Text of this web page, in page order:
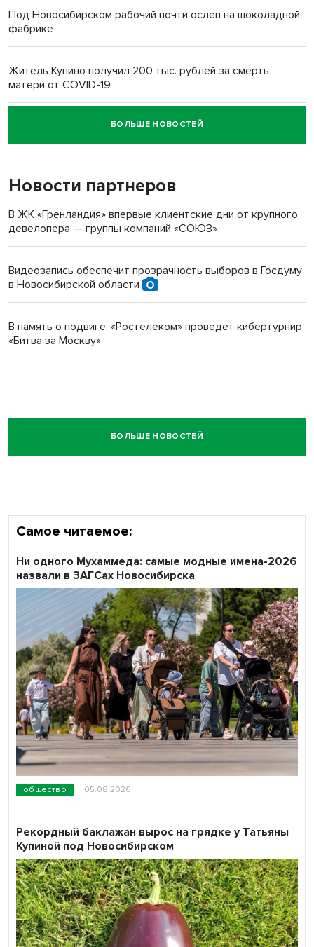
Под Новосибирском рабочий почти ослеп на шоколадной
фабрике
Житель Купино получил 200 тыс. рублей за смерть
матери от COVID-19
Новосибирский суд наказал водителя за смерть
пенсионерки на вокзале
БОЛЬШЕ НОВОСТЕЙ
Новости партнеров
В ЖК «Гренландия» впервые клиентские дни от крупного
девелопера — группы компаний «СОЮЗ»
Видеозапись обеспечит прозрачность выборов в Госдуму
в Новосибирской области
В память о подвиге: «Ростелеком» проведет кибертурнир
«Битва за Москву»
БОЛЬШЕ НОВОСТЕЙ
Самое читаемое:
общество 05.08.2026
Ни одного Мухаммеда: самые модные имена-2026
назвали в ЗАГСах Новосибирска
Рекордный баклажан вырос на грядке у Татьяны
Купиной под Новосибирском